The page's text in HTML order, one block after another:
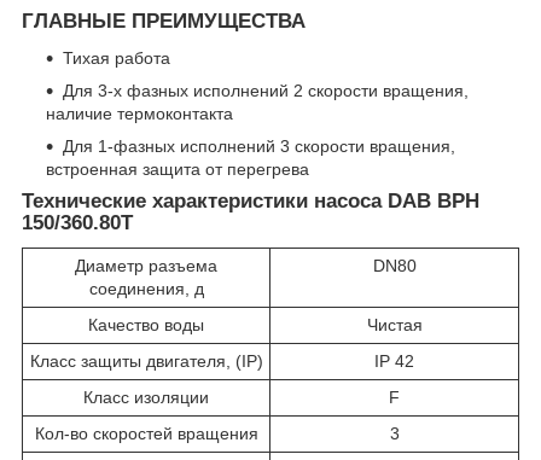
ГЛАВНЫЕ ПРЕИМУЩЕСТВА
Тихая работа
Для 3-х фазных исполнений 2 скорости вращения,
наличие термоконтакта
Для 1-фазных исполнений 3 скорости вращения,
встроенная защита от перегрева
Технические характеристики насоса DAB BPH
150/360.80T
Диаметр разъема
соединения, д
DN80
Качество воды
Чистая
Класс защиты двигателя, (IP)
IP 42
Класс изоляции
F
Кол-во скоростей вращения
3